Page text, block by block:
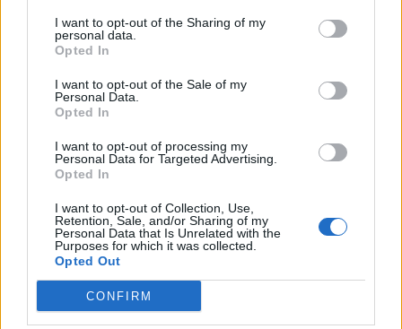
I want to opt-out of the Sharing of my
personal data.
Opted In
I want to opt-out of the Sale of my
Personal Data.
Opted In
I want to opt-out of processing my
Personal Data for Targeted Advertising.
Opted In
I want to opt-out of Collection, Use,
Retention, Sale, and/or Sharing of my
Personal Data that Is Unrelated with the
Purposes for which it was collected.
Opted Out
CONFIRM